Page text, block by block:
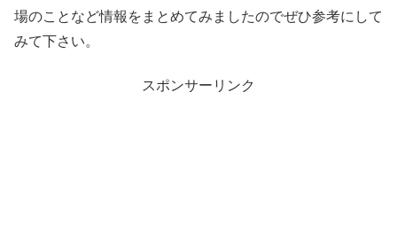
場のことなど情報をまとめてみましたのでぜひ参考にして
みて下さい。
スポンサーリンク